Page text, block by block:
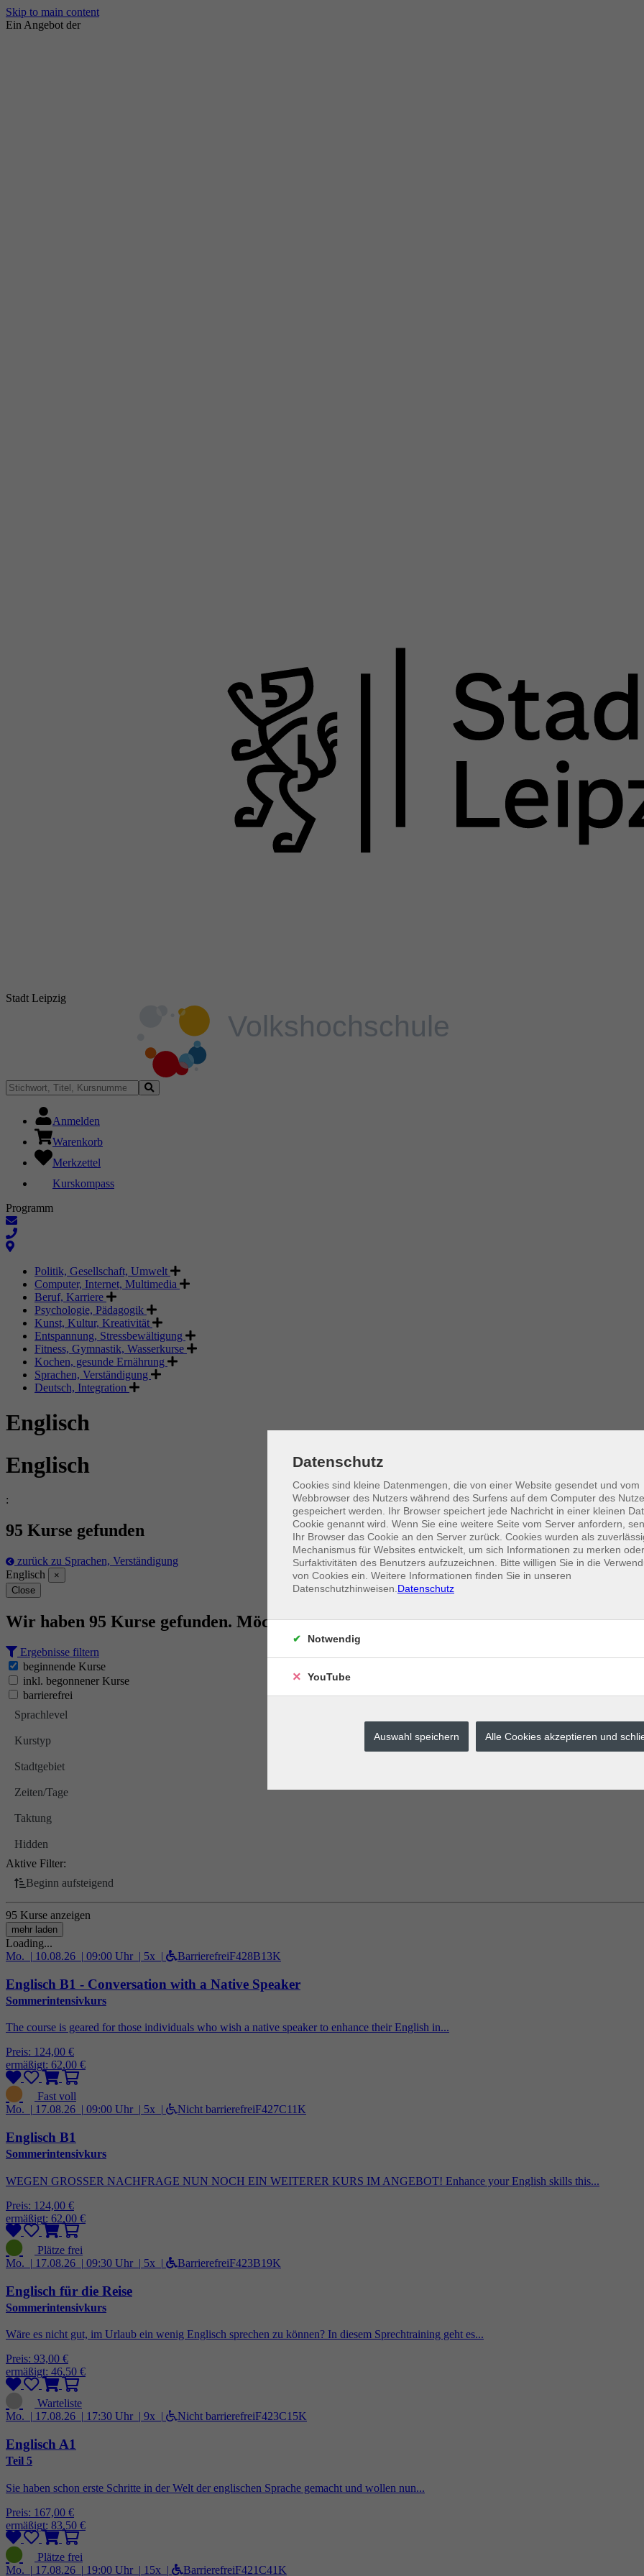
Skip to main content
Ein Angebot der
Stadt Leipzig
Anmelden
Warenkorb
Merkzettel
Kurskompass
Programm
Politik, Gesellschaft, Umwelt
Computer, Internet, Multimedia
Beruf, Karriere
Psychologie, Pädagogik
Kunst, Kultur, Kreativität
Entspannung, Stressbewältigung
Fitness, Gymnastik, Wasserkurse
Kochen, gesunde Ernährung
Sprachen, Verständigung
Deutsch, Integration
Englisch
Englisch
:
95 Kurse gefunden
zurück zu Sprachen, Verständigung
Englisch
×
Close
Wir haben 95 Kurse gefunden. Möchten Sie Ihre Suche eingrenzen?
Ergebnisse filtern
beginnende Kurse
inkl. begonnener Kurse
barrierefrei
Sprachlevel
Kurstyp
Stadtgebiet
Zeiten/Tage
Taktung
Hidden
Aktive Filter:
Beginn aufsteigend
95 Kurse anzeigen
mehr laden
Loading...
Mo. | 10.08.26 | 09:00 Uhr | 5x | BarrierefreiF428B13K
Englisch B1 - Conversation with a Native Speaker
Sommerintensivkurs
The course is geared for those individuals who wish a native speaker to enhance their English in...
Preis: 124,00 €
ermäßigt: 62,00 €
Mo. | 17.08.26 | 09:00 Uhr | 5x | Nicht barrierefreiF427C11K
Englisch B1
Sommerintensivkurs
WEGEN GROSSER NACHFRAGE NUN NOCH EIN WEITERER KURS IM ANGEBOT! Enhance your English skills this...
Preis: 124,00 €
ermäßigt: 62,00 €
Mo. | 17.08.26 | 09:30 Uhr | 5x | BarrierefreiF423B19K
Englisch für die Reise
Sommerintensivkurs
Wäre es nicht gut, im Urlaub ein wenig Englisch sprechen zu können? In diesem Sprechtraining geht es...
Preis: 93,00 €
ermäßigt: 46,50 €
Mo. | 17.08.26 | 17:30 Uhr | 9x | Nicht barrierefreiF423C15K
Englisch A1
Teil 5
Sie haben schon erste Schritte in der Welt der englischen Sprache gemacht und wollen nun...
Preis: 167,00 €
ermäßigt: 83,50 €
Mo. | 17.08.26 | 19:00 Uhr | 15x | BarrierefreiF421C41K
Datenschutz
Cookies sind kleine Datenmengen, die von einer Website gesendet und vom
Webbrowser des Nutzers während des Surfens auf dem Computer des
gespeichert werden. Ihr Browser speichert jede Nachricht in einer kleinen
Cookie genannt wird. Wenn Sie eine weitere Seite vom Server anfordern,
Ihr Browser das Cookie an den Server zurück. Cookies wurden als
Mechanismus für Websites entwickelt, um sich Informationen zu merken
Surfaktivitäten des Benutzers aufzuzeichnen. Bitte willigen Sie in die
von Cookies ein. Weitere Informationen finden Sie in unseren
Datenschutzhinweisen. Datenschutz
Notwendig
YouTube
Auswahl speichern Alle Cookies akzeptieren und